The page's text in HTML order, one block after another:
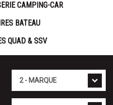
CAMPING-CAR
BATEAU
QUAD & SSV